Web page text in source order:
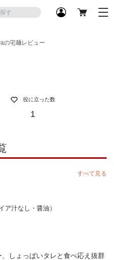
の宅麺レビュー
役に立った数
1
すべて見る
ア汁なし・醤油）
しょっぱいタレと食べ応え抜群